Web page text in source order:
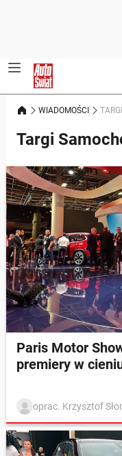
WIADOMOŚCI
Targi
Paris Motor
premiery w
oprac. Krzysztof